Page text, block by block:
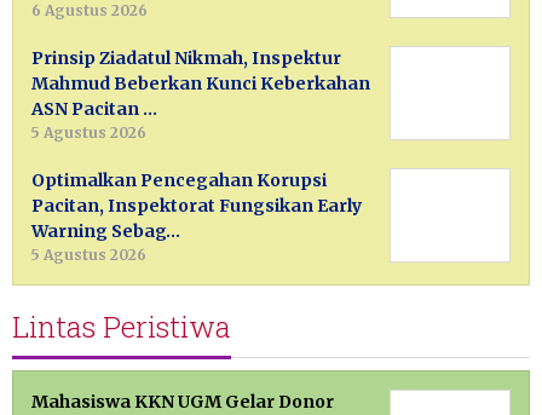
6 Agustus 2026
Prinsip Ziadatul Nikmah, Inspektur
Mahmud Beberkan Kunci Keberkahan
ASN Pacitan …
5 Agustus 2026
Optimalkan Pencegahan Korupsi
Pacitan, Inspektorat Fungsikan Early
Warning Sebag…
5 Agustus 2026
Lintas Peristiwa
Mahasiswa KKN UGM Gelar Donor